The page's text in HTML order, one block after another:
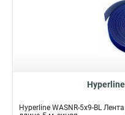
Hyperline WASNR-5x9-BL